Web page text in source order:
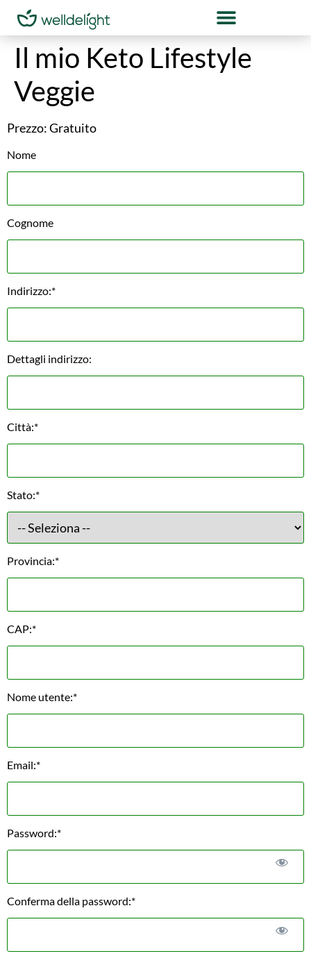
Il mio Keto Lifestyle
Veggie
Prezzo:Gratuito
Nome
Cognome
Indirizzo:*
Dettagli indirizzo:
Città:*
Stato:*
Provincia:*
CAP:*
Nome utente:*
Email:*
Password:*
Conferma della password:*